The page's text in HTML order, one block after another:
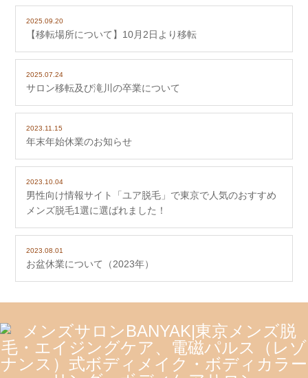
2025.09.20
【移転場所について】10月2日より移転
2025.07.24
サロン移転及び滝川の卒業について
2023.11.15
年末年始休業のお知らせ
2023.10.04
男性向け情報サイト「ユア脱毛」で東京で人気のおすすめ
メンズ脱毛1選に選ばれました！
2023.08.01
お盆休業について（2023年）